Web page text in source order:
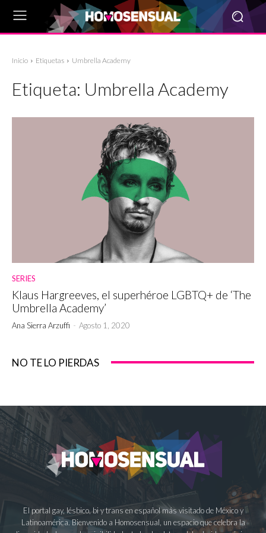
Inicio Etiquetas Umbrella Academy
Etiqueta: Umbrella Academy
SERIES
Klaus Hargreeves, el superhéroe LGBTQ+ de ‘The
Umbrella Academy’
Ana Sierra Arzuffi - Agosto 1, 2020
NO TE LO PIERDAS
El portal gay, lésbico, bi y trans en español más visitado de México y
Latinoamérica. Bienvenido a Homosensual, un espacio que celebra la